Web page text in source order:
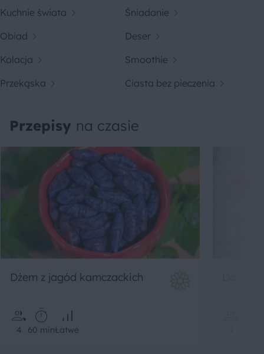
Kuchnie świata
Śniadanie
Obiad
Deser
Kolacja
Smoothie
Przekąska
Ciasta bez pieczenia
Przepisy na czasie
Dżem z jagód kamczackich
4 60 minŁatwe